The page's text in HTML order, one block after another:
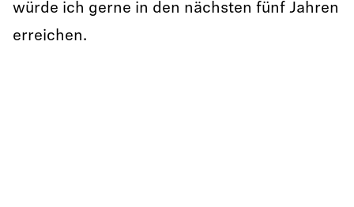
würde ich gerne in den nächsten fünf Jahren
erreichen.